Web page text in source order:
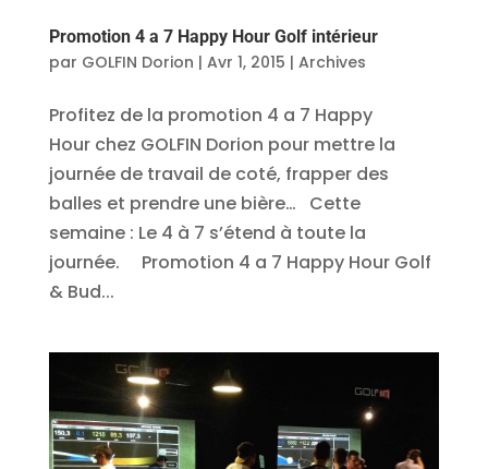
Promotion 4 a 7 Happy Hour Golf intérieur
par GOLFIN Dorion | Avr 1, 2015 | Archives
Profitez de la promotion 4 a 7 Happy
Hour chez GOLFIN Dorion pour mettre la
journée de travail de coté, frapper des
balles et prendre une bière… Cette
semaine : Le 4 à 7 s’étend à toute la
journée. Promotion 4 a 7 Happy Hour Golf
& Bud...